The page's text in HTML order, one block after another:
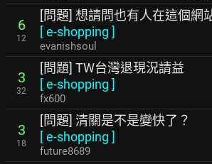
6
12
[問題] 想請問也有人在這個網
[e-shopping ]
evanishsoul
3
32
[問題] TW台灣退現況請益
[e-shopping ]
fx600
3
18
[問題] 清關是不是變快了？
[e-shopping ]
future8689